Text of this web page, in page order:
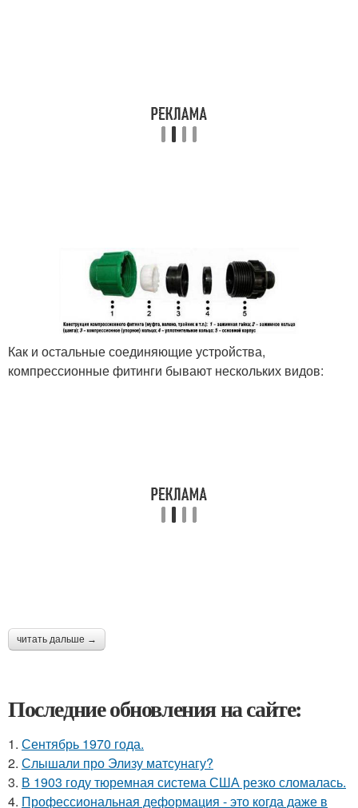
Как и остальные соединяющие устройства,
компрессионные фитинги бывают нескольких видов:
читать дальше →
Последние обновления на сайте:
1. Сентябрь 1970 года.
2. Слышали про Элизу матсунагу?
3. В 1903 году тюремная система США резко сломалась.
4. Профессиональная деформация - это когда даже в